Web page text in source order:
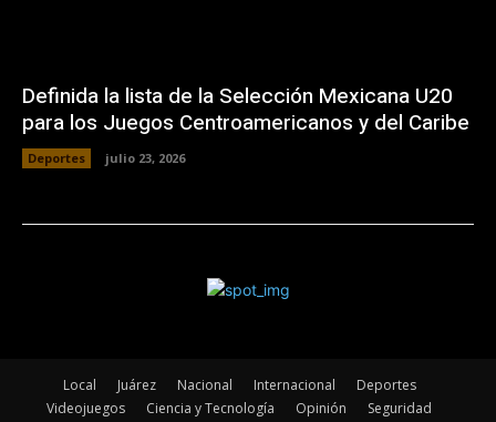
Definida la lista de la Selección Mexicana U20
para los Juegos Centroamericanos y del Caribe
Deportes julio 23, 2026
Local Juárez Nacional Internacional
Deportes
Videojuegos
Ciencia y Tecnología Opinión Seguridad